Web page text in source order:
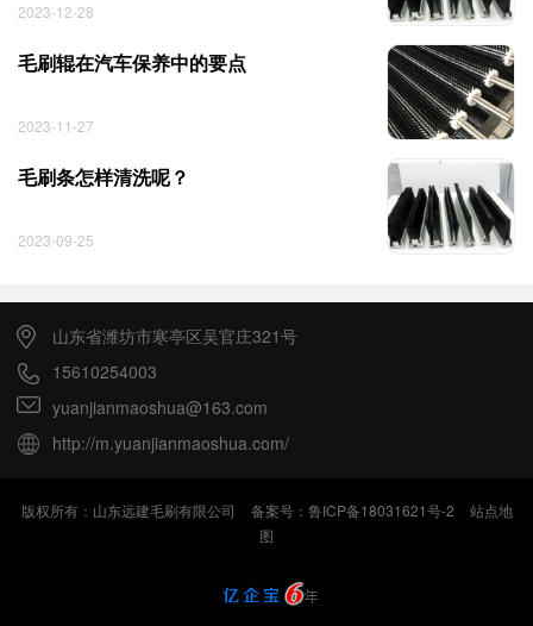
2023-12-28
毛刷辊在汽车保养中的要点
2023-11-27
毛刷条怎样清洗呢？
2023-09-25
山东省潍坊市寒亭区吴官庄321号
15610254003
yuanjianmaoshua@163.com
http://m.yuanjianmaoshua.com/
版权所有：山东远建毛刷有限公司 备案号：鲁ICP备18031621号-2
站点地
图